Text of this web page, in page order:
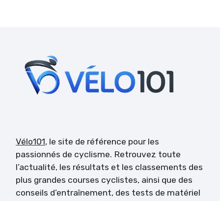
Vélo101, le site de référence pour les
passionnés de cyclisme. Retrouvez toute
l’actualité, les résultats et les classements des
plus grandes courses cyclistes, ainsi que des
conseils d’entraînement, des tests de matériel